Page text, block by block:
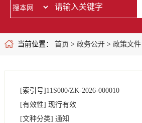
当前位置： 首页 > 政务公开> 政策文件
[索引号] 11S000/ZK-2026-000010
[有效性] 现行有效
[文种分类] 通知